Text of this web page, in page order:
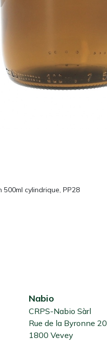
cylindrique, PP28
Nabio
CRPS-Nabio Sàrl
Rue de la Byronne 20
1800 Vevey